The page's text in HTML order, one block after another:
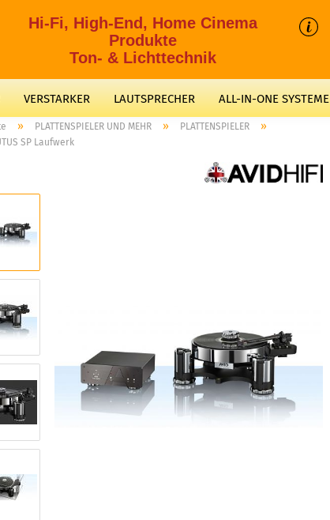
Hi-Fi, High-End, Home Cinema
Produkte
Ton- & Lichttechnik
VERSTARKER LAUTSPRECHER ALL-IN-ONE SYSTEME
» PLATTENSPIELER UND MEHR » PLATTENSPIELER »
SP Laufwerk